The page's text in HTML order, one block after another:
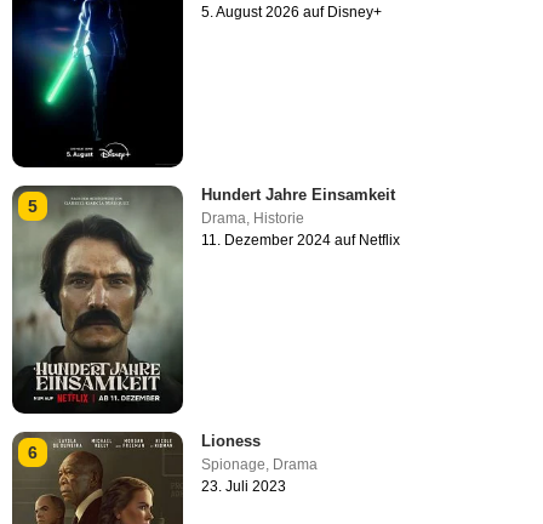
5. August 2026 auf Disney+
5
Hundert Jahre Einsamkeit
Drama, Historie
11. Dezember 2024 auf Netflix
6
Lioness
Spionage, Drama
23. Juli 2023